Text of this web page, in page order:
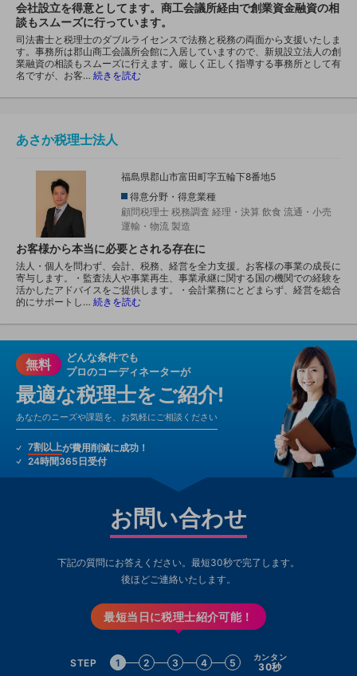
会社設立を得意としてます。商工会議所経由で創業資金融資の相
談もスムーズに行っています。
司法書士と税理士のダブルライセンスで法務と税務の両面から支援いたしま
す。事務所は郡山商工会議所会館に入居していますので、新規設立法人の創
業融資の相談もスムーズに行えます。厳しく正しく指導する事務所として有
名ですが、お客… 続きを読む
あさか税理士法人
福島県郡山市富田町字五輪下8番地5
得意分野・得意業種
顧問税理士 税務調査 経理・決算 飲食 流通・小売
運輸・物流 製造
お客様から本当に必要とされる存在に
法人・個人を問わず、会計、税務、経営を全力支援。お客様の事業の成長に
寄与します。・監査法人や事業再生、事業承継に関する国の機関での経験を
活かしたアドバイスをご提供します。・会計業務にとどまらず、経営を総合
的にサポートし… 続きを読む
無料
どんな条件でも
プロのコーディネーターが
最適な税理士をご紹介!
あなたのニーズや課題を、お気軽にご相談ください
7割以上が費用削減に成功！
24時間365日受付
お問い合わせ
下記の質問にお答えください。最短30秒で完了します。
後ほどご連絡いたします。
最短当日に税理士紹介可能！
STEP 1 2 3 4 5 カンタン
30秒